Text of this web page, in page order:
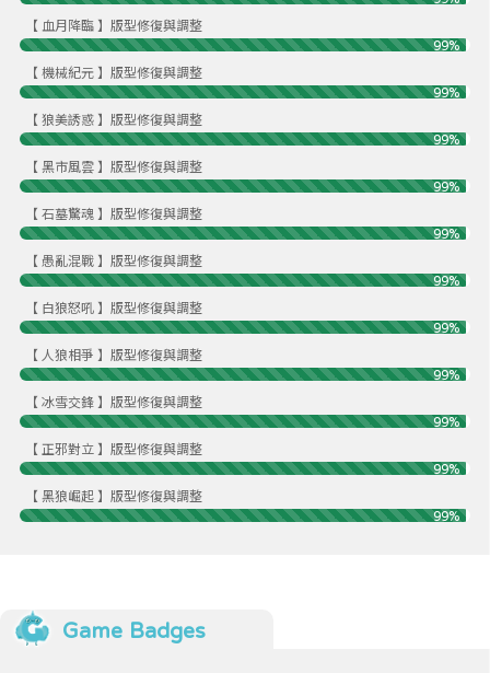
【 血月降臨 】版型修復與調整
99%
【 機械紀元 】版型修復與調整
99%
【 狼美誘惑 】版型修復與調整
99%
【 黑市風雲 】版型修復與調整
99%
【 石墓驚魂 】版型修復與調整
99%
【 愚亂混戰 】版型修復與調整
99%
【 白狼怒吼 】版型修復與調整
99%
【 人狼相爭 】版型修復與調整
99%
【 冰雪交鋒 】版型修復與調整
99%
【 正邪對立 】版型修復與調整
99%
【 黑狼崛起 】版型修復與調整
99%
Game Badges